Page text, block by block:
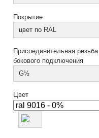
Покрытие
цвет по RAL
Присоединительная резьба
бокового подключения
G½
Цвет